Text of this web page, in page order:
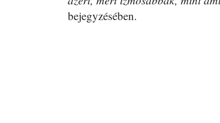
bejegyzésében.